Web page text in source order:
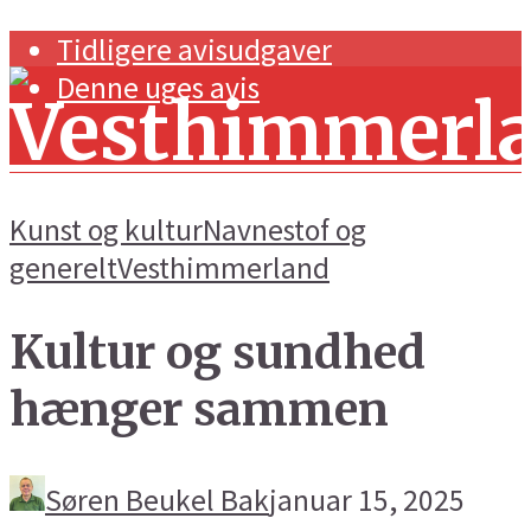
Tidligere avisudgaver
Denne uges avis
Forside
Navnestof og generelt
Handel og erhverv
Kunst og kultur
Kunst og kulturNavnestof og
genereltVesthimmerland
Kultur og sundhed
hænger sammen
Søren Beukel Bakjanuar 15, 2025